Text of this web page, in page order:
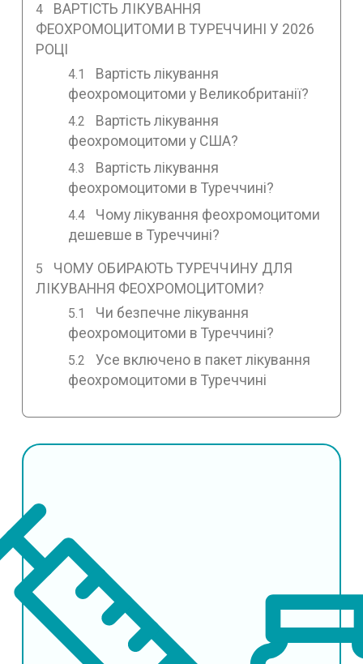
ВАРТІСТЬ ЛІКУВАННЯ
ФЕОХРОМОЦИТОМИ В ТУРЕЧЧИНІ У 2026
РОЦІ
Вартість лікування
феохромоцитоми у Великобританії?
Вартість лікування
феохромоцитоми у США?
Вартість лікування
феохромоцитоми в Туреччині?
Чому лікування феохромоцитоми
дешевше в Туреччині?
ЧОМУ ОБИРАЮТЬ ТУРЕЧЧИНУ ДЛЯ
ЛІКУВАННЯ ФЕОХРОМОЦИТОМИ?
Чи безпечне лікування
феохромоцитоми в Туреччині?
Усе включено в пакет лікування
феохромоцитоми в Туреччині